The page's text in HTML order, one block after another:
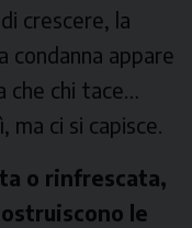
crescere, la
condanna appare
che chi tace…
ma ci si capisce.
o rinfrescata,
le